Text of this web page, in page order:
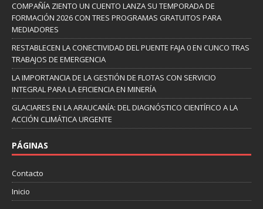
COMPAÑÍA ZIENTO UN CUENTO LANZA SU TEMPORADA DE
FORMACIÓN 2026 CON TRES PROGRAMAS GRATUITOS PARA
MEDIADORES
RESTABLECEN LA CONECTIVIDAD DEL PUENTE FAJA 0 EN CUNCO TRAS
TRABAJOS DE EMERGENCIA
LA IMPORTANCIA DE LA GESTIÓN DE FLOTAS CON SERVICIO
INTEGRAL PARA LA EFICIENCIA EN MINERÍA
GLACIARES EN LA ARAUCANÍA: DEL DIAGNÓSTICO CIENTÍFICO A LA
ACCIÓN CLIMÁTICA URGENTE
PÁGINAS
Contacto
Inicio